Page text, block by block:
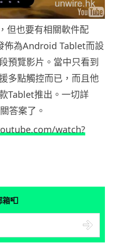
但也要有相關軟件配
佈為Android Tablet而設
預覽影片。當中只看到
多點觸控而已，而且他
Tablet推出。一切詳
答案了。
watch?
箱📮